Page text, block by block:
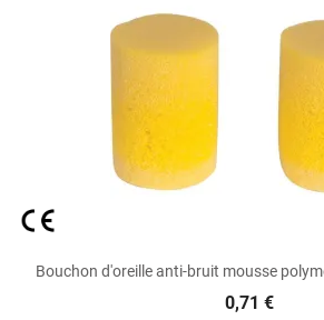
Bouchon d'oreille anti-bruit mousse
0,71 €